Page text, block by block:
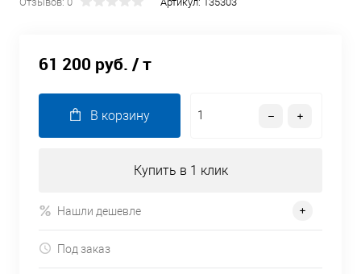
61 200 руб. / т
В корзину
Купить в 1 клик
Нашли дешевле
Под заказ